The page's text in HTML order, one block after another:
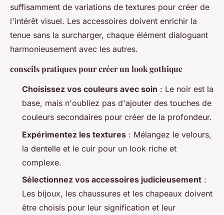
suffisamment de variations de textures pour créer de
l'intérêt visuel. Les accessoires doivent enrichir la
tenue sans la surcharger, chaque élément dialoguant
harmonieusement avec les autres.
conseils pratiques pour créer un look gothique
Choisissez vos couleurs avec soin : Le noir est la
base, mais n'oubliez pas d'ajouter des touches de
couleurs secondaires pour créer de la profondeur.
Expérimentez les textures : Mélangez le velours,
la dentelle et le cuir pour un look riche et
complexe.
Sélectionnez vos accessoires judicieusement :
Les bijoux, les chaussures et les chapeaux doivent
être choisis pour leur signification et leur